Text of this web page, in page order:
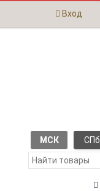
Вход
МСК СПб